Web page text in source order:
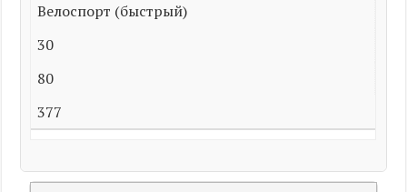
Велоспорт (быстрый)
30
80
377